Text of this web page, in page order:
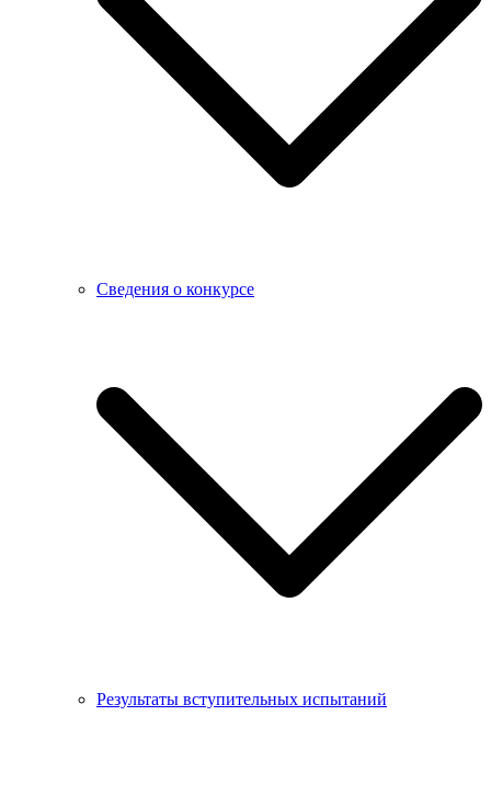
Сведения о конкурсе
Результаты вступительных испытаний